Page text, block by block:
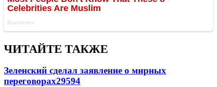
ЧИТАЙТЕ ТАКЖЕ
Зеленский сделал заявление о мирных
переговорах29594